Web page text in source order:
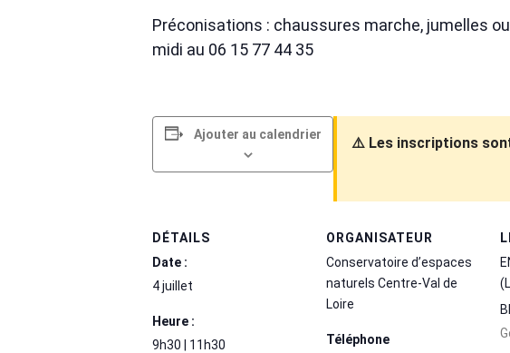
Préconisations : chaussures marche, jumelles
midi au 06 15 77 44 35
Ajouter au calendrier ⚠️ Les inscriptions
DÉTAILS
Date :
4 juillet
Heure :
9h30 | 11h30
ORGANISATEUR
Conservatoire d’espaces
naturels Centre-Val de
Loire
Téléphone